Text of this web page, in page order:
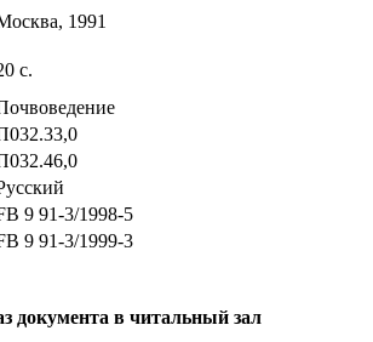
1991
с.
9 91-3/1998-5
9 91-3/1999-3
документа в читальный зал